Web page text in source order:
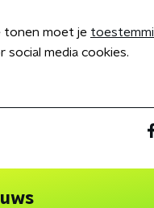
tonen moet je
social media cookies.